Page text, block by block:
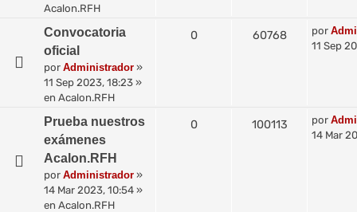
Acalon.RFH
Convocatoria
oficial
por Administrador »
11 Sep 2023, 18:23 »
en Acalon.RFH
0 60768 por
11 Sep
Prueba nuestros
exámenes
Acalon.RFH
por Administrador »
14 Mar 2023, 10:54 »
en Acalon.RFH
0 100113 por
14 Mar